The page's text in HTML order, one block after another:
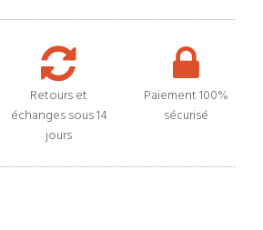
Retours et
échanges sous 14
jours
Paiement 100%
sécurisé